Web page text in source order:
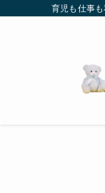
育児も仕事